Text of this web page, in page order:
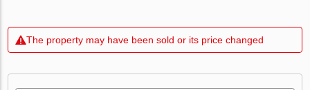
The property may have been sold or its price changed